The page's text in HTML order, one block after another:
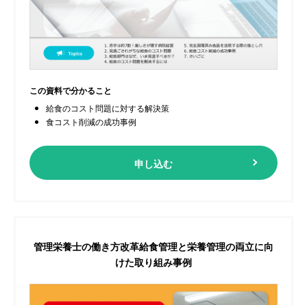
この資料で分かること
給食のコスト問題に対する解決策
食コスト削減の成功事例
申し込む
管理栄養士の働き方改革給食管理と栄養管理の両立に向
けた取り組み事例